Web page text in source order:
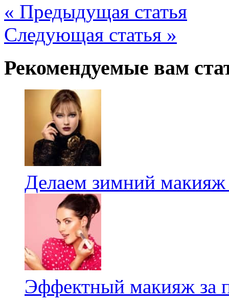
« Предыдущая статья
Следующая статья »
Рекомендуемые вам
Делаем зимний макияж
Эффектный макияж за